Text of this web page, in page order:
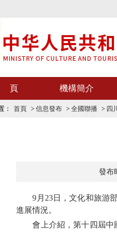
頁 機構簡介
： 首頁 > 信息發布 > 全國聯播 > 四川
發布
9月23日，文化和旅游部
進展情況。
會上介紹，第十四屆中國